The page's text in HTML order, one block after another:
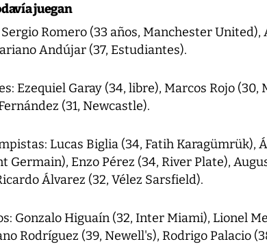
juegan
Romero (33 años, Manchester United),
Andújar (37, Estudiantes).
Ezequiel Garay (34, libre), Marcos Rojo
(31, Newcastle).
Lucas Biglia (34, Fatih Karagümrük),
Germain), Enzo Pérez (34, River Plate),
Álvarez (32, Vélez Sarsfield).
Gonzalo Higuaín (32, Inter Miami), Lionel
Rodríguez (39, Newell's), Rodrigo Palacio